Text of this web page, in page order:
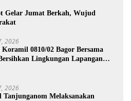
Gelar Jumat Berkah, Wujud
2026
Koramil 0810/02 Bagor Bersama
Lingkungan Lapangan
2026
Tanjunganom Melaksanakan